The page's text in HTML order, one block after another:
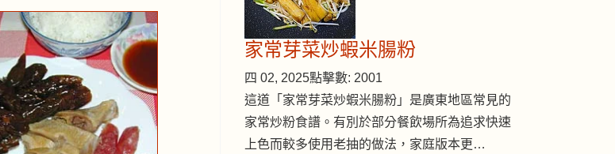
家常芽菜炒蝦米腸粉
四 02, 2025點擊數: 2001
這道「家常芽菜炒蝦米腸粉」是廣東地區常見的
家常炒粉食譜。有別於部分餐飲場所為追求快速
上色而較多使用老抽的做法，家庭版本更…